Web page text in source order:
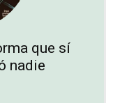
que sí
nadie